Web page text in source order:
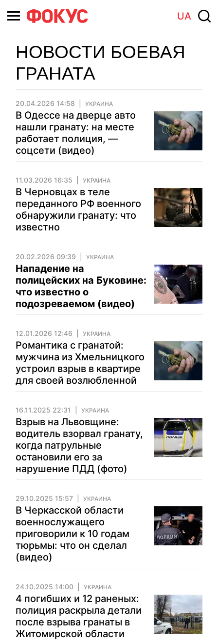
UA
НОВОСТИ БОЕВАЯ
ГРАНАТА
20.04.2026 14:58 УКРАИНА
В Одессе на дверце авто
нашли гранату: на месте
работает полиция, —
соцсети (видео)
11.03.2026 16:35 УКРАИНА
В Черновцах в теле
переданного РФ военного
обнаружили гранату: что
известно
20.02.2026 09:39 УКРАИНА
Нападение на
полицейских на Буковине:
что известно о
подозреваемом (видео)
12.01.2026 12:46 УКРАИНА
Романтика с гранатой:
мужчина из Хмельницкого
устроил взрыв в квартире
для своей возлюбленной
16.11.2025 22:31 УКРАИНА
Взрыв на Львовщине:
водитель взорвал гранату,
когда патрульные
остановили его за
нарушение ПДД (фото)
29.10.2025 15:57 УКРАИНА
В Черкасской области
военнослужащего
приговорили к 10 годам
тюрьмы: что он сделал
(видео)
24.10.2025 14:00 УКРАИНА
4 погибших и 12 раненых:
полиция раскрыла детали
после взрыва гранаты в
Житомирской области